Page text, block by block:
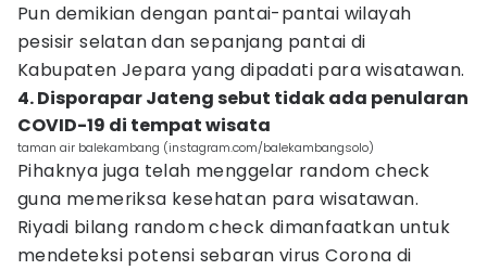
Pun demikian dengan pantai-pantai wilayah
pesisir selatan dan sepanjang pantai di
Kabupaten Jepara yang dipadati para wisatawan.
4. Disporapar Jateng sebut tidak ada penularan
COVID-19 di tempat wisata
taman air balekambang (instagram.com/balekambangsolo)
Pihaknya juga telah menggelar random check
guna memeriksa kesehatan para wisatawan.
Riyadi bilang random check dimanfaatkan untuk
mendeteksi potensi sebaran virus Corona di